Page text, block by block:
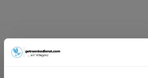
ab 9,89 € *
Inhalt:
10 Liter (0,99 € * / 1 Liter)